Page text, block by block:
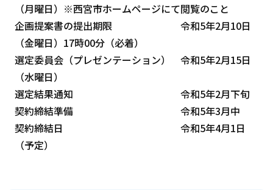
（月曜日）※西宮市ホームページにて閲覧のこと
企画提案書の提出期限 令和5年2月10日
（金曜日）17時00分（必着）
選定委員会（プレゼンテーション） 令和5年2月15日
（水曜日）
選定結果通知 令和5年2月下旬
契約締結準備 令和5年3月中
契約締結日 令和5年4月1日
（予定）